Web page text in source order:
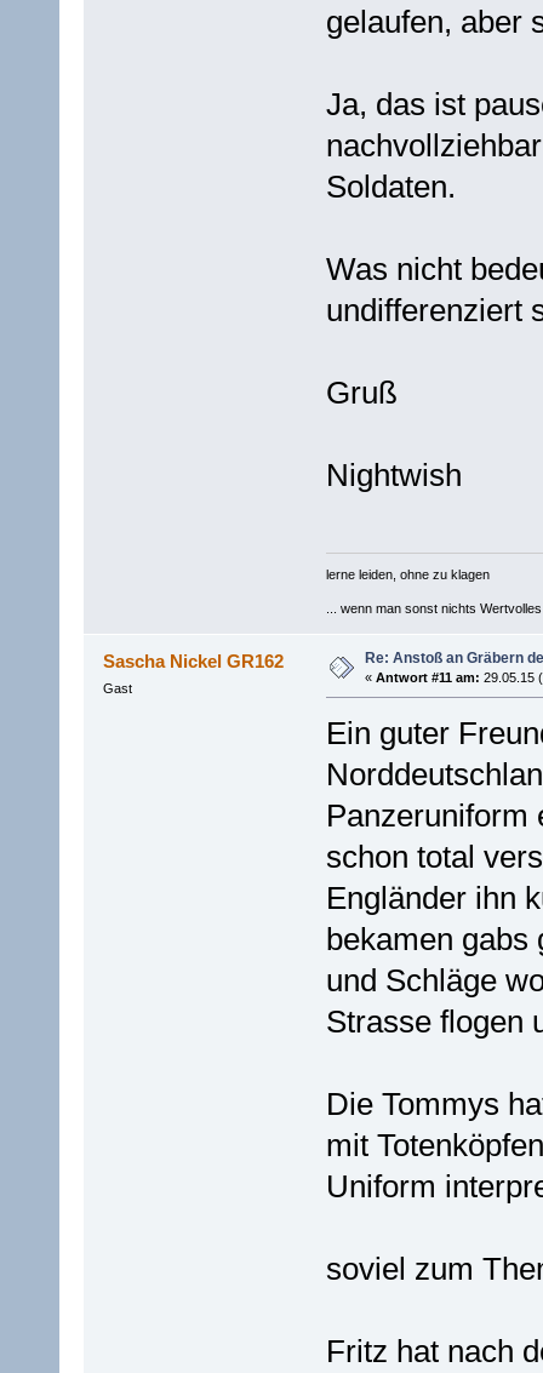
gelaufen, aber
Ja, das ist
Soldaten.
Was nicht
undifferenziert
Gruß
Nightwish
lerne leiden, ohne zu klagen
... wenn man sonst nichts
Sascha Nickel GR162
Gast
Re: Anstoß an Gräbern
« Antwort #11 am: 29.05.15
Ein guter
Panzeruniform
schon total
Engländer ihn
bekamen gabs
und Schläge
Strasse flogen
Die Tommys
mit
Uniform
soviel zum
Fritz hat nach